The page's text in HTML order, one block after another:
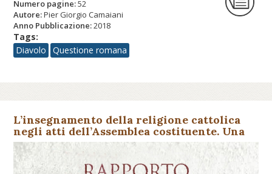
Numero pagine:52
Autore:Pier Giorgio Camaiani
Anno Pubblicazione:2018
Tags:
Diavolo
Questione romana
L’insegnamento della religione cattolica
negli atti dell’Assemblea costituente. Una
cronaca parlamentare